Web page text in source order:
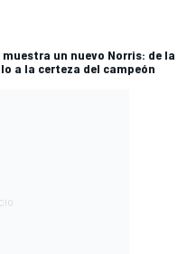
muestra un nuevo Norris: de la
a la certeza del campeón